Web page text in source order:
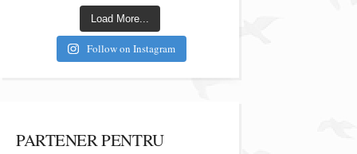
Load More...
Follow on Instagram
PARTENER PENTRU